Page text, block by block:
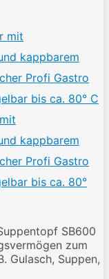
kappbarem
Profi Gastro
bis ca. 80°
SB600
zum
Gulasch, Suppen,